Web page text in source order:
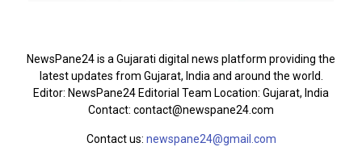
NewsPane24 is a Gujarati digital news platform providing the
latest updates from Gujarat, India and around the world.
Editor: NewsPane24 Editorial Team Location: Gujarat, India
Contact: contact@newspane24.com
Contact us: newspane24@gmail.com